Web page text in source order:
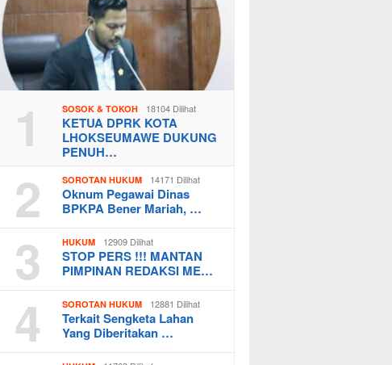
1 SOSOK & TOKOH 18104 Dilihat
KETUA DPRK KOTA
LHOKSEUMAWE DUKUNG
PENUH…
2 SOROTAN HUKUM 14171 Dilihat
Oknum Pegawai Dinas
BPKPA Bener Mariah, …
3 HUKUM 12909 Dilihat
STOP PERS !!! MANTAN
PIMPINAN REDAKSI ME…
4 SOROTAN HUKUM 12881 Dilihat
Terkait Sengketa Lahan
Yang Diberitakan …